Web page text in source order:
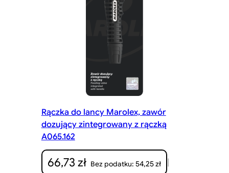
Rączka do lancy Marolex, zawór
dozujący zintegrowany z rączką
A065.162
66,73 zł Bez podatku: 54,25zł |